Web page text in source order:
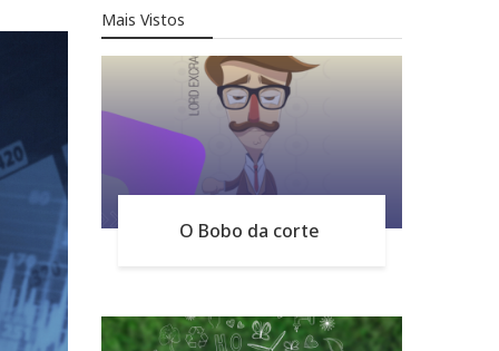
Mais Vistos
O Bobo da corte